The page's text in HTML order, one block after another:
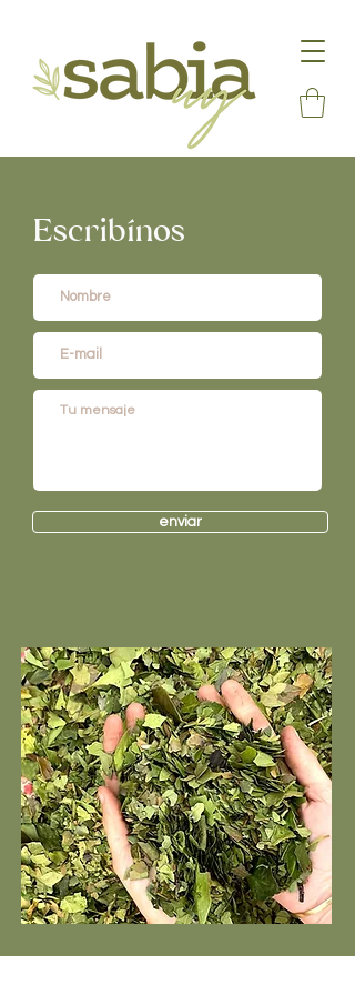
Escribínos
enviar